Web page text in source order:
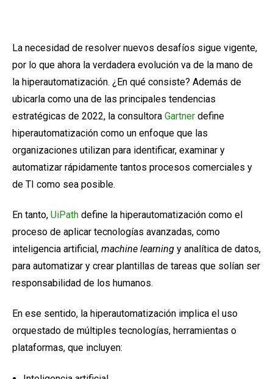
La necesidad de resolver nuevos desafíos sigue vigente,
por lo que ahora la verdadera evolución va de la mano de
la hiperautomatización. ¿En qué consiste? Además de
ubicarla como una de las principales tendencias
estratégicas de 2022, la consultora Gartner define
hiperautomatización como un enfoque que las
organizaciones utilizan para identificar, examinar y
automatizar rápidamente tantos procesos comerciales y
de TI como sea posible.
En tanto, UiPath define la hiperautomatización como el
proceso de aplicar tecnologías avanzadas, como
inteligencia artificial, machine learning y analítica de datos,
para automatizar y crear plantillas de tareas que solían ser
responsabilidad de los humanos.
En ese sentido, la hiperautomatización implica el uso
orquestado de múltiples tecnologías, herramientas o
plataformas, que incluyen: